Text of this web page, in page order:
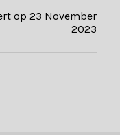
op 23 November
2023